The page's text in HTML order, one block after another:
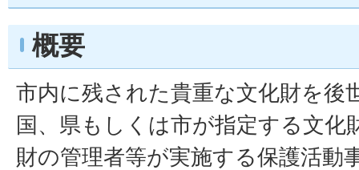
概要
市内に残された貴重な文化財を後
国、県もしくは市が指定する文化
財の管理者等が実施する保護活動